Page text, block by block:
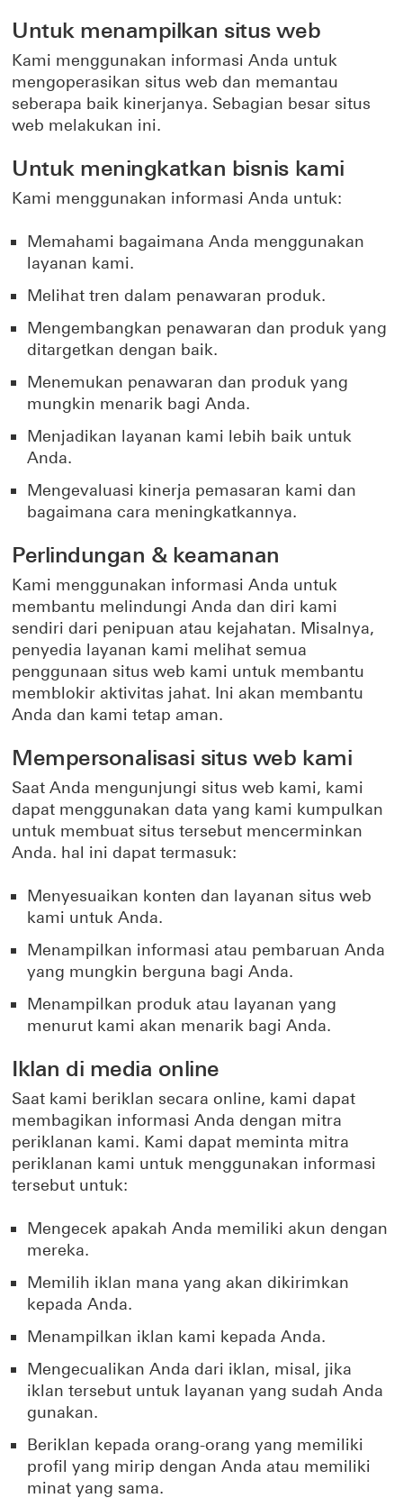
Untuk menampilkan situs web
Kami menggunakan informasi Anda untuk
mengoperasikan situs web dan memantau
seberapa baik kinerjanya. Sebagian besar situs
web melakukan ini.
Untuk meningkatkan bisnis kami
Kami menggunakan informasi Anda untuk:
Memahami bagaimana Anda menggunakan
layanan kami.
Melihat tren dalam penawaran produk.
Mengembangkan penawaran dan produk yang
ditargetkan dengan baik.
Menemukan penawaran dan produk yang
mungkin menarik bagi Anda.
Menjadikan layanan kami lebih baik untuk
Anda.
Mengevaluasi kinerja pemasaran kami dan
bagaimana cara meningkatkannya.
Perlindungan & keamanan
Kami menggunakan informasi Anda untuk
membantu melindungi Anda dan diri kami
sendiri dari penipuan atau kejahatan. Misalnya,
penyedia layanan kami melihat semua
penggunaan situs web kami untuk membantu
memblokir aktivitas jahat. Ini akan membantu
Anda dan kami tetap aman.
Mempersonalisasi situs web kami
Saat Anda mengunjungi situs web kami, kami
dapat menggunakan data yang kami kumpulkan
untuk membuat situs tersebut mencerminkan
Anda. hal ini dapat termasuk:
Menyesuaikan konten dan layanan situs web
kami untuk Anda.
Menampilkan informasi atau pembaruan Anda
yang mungkin berguna bagi Anda.
Menampilkan produk atau layanan yang
menurut kami akan menarik bagi Anda.
Iklan di media online
Saat kami beriklan secara online, kami dapat
membagikan informasi Anda dengan mitra
periklanan kami. Kami dapat meminta mitra
periklanan kami untuk menggunakan informasi
tersebut untuk:
Mengecek apakah Anda memiliki akun dengan
mereka.
Memilih iklan mana yang akan dikirimkan
kepada Anda.
Menampilkan iklan kami kepada Anda.
Mengecualikan Anda dari iklan, misal, jika
iklan tersebut untuk layanan yang sudah Anda
gunakan.
Beriklan kepada orang-orang yang memiliki
profil yang mirip dengan Anda atau memiliki
minat yang sama.